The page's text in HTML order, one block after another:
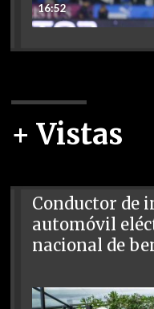
16:52
+ Vistas
Conductor de
automóvil
nacional de